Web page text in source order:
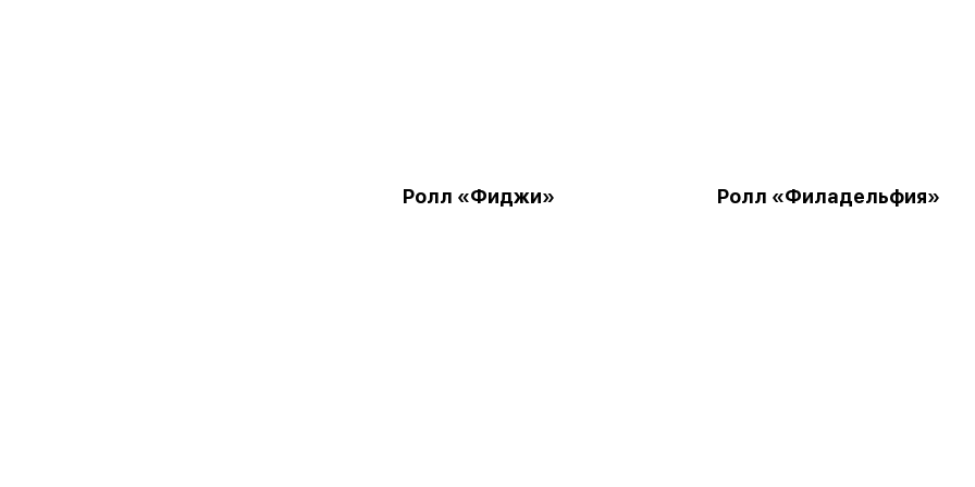
Ролл «Фиджи» Ролл «Филадельфия»